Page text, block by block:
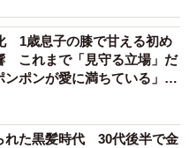
1歳息子の膝で甘える初め
これまで「見守る立場」だ
ポンが愛に満ちている」
れた黒髪時代 30代後半で金